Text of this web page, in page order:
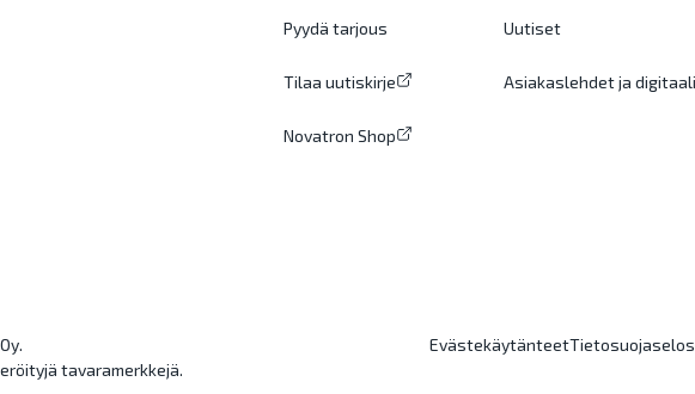
Pyydä tarjous
Tilaa uutiskirje
Novatron Shop
Uutiset
Asiakaslehdet ja
tavaramerkkejä.
Evästekäytänteet